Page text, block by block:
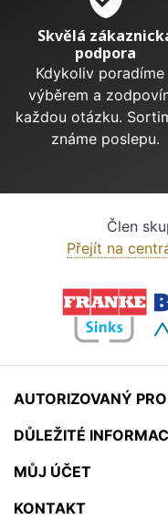
Skvělá
podpora
Kdykoliv poradíme
výběrem a
každou otázku.
známe poslepu.
Člen
Přejít na
AUTORIZOVANÝ
DŮLEŽITÉ
MŮJ ÚČET
KONTAKT